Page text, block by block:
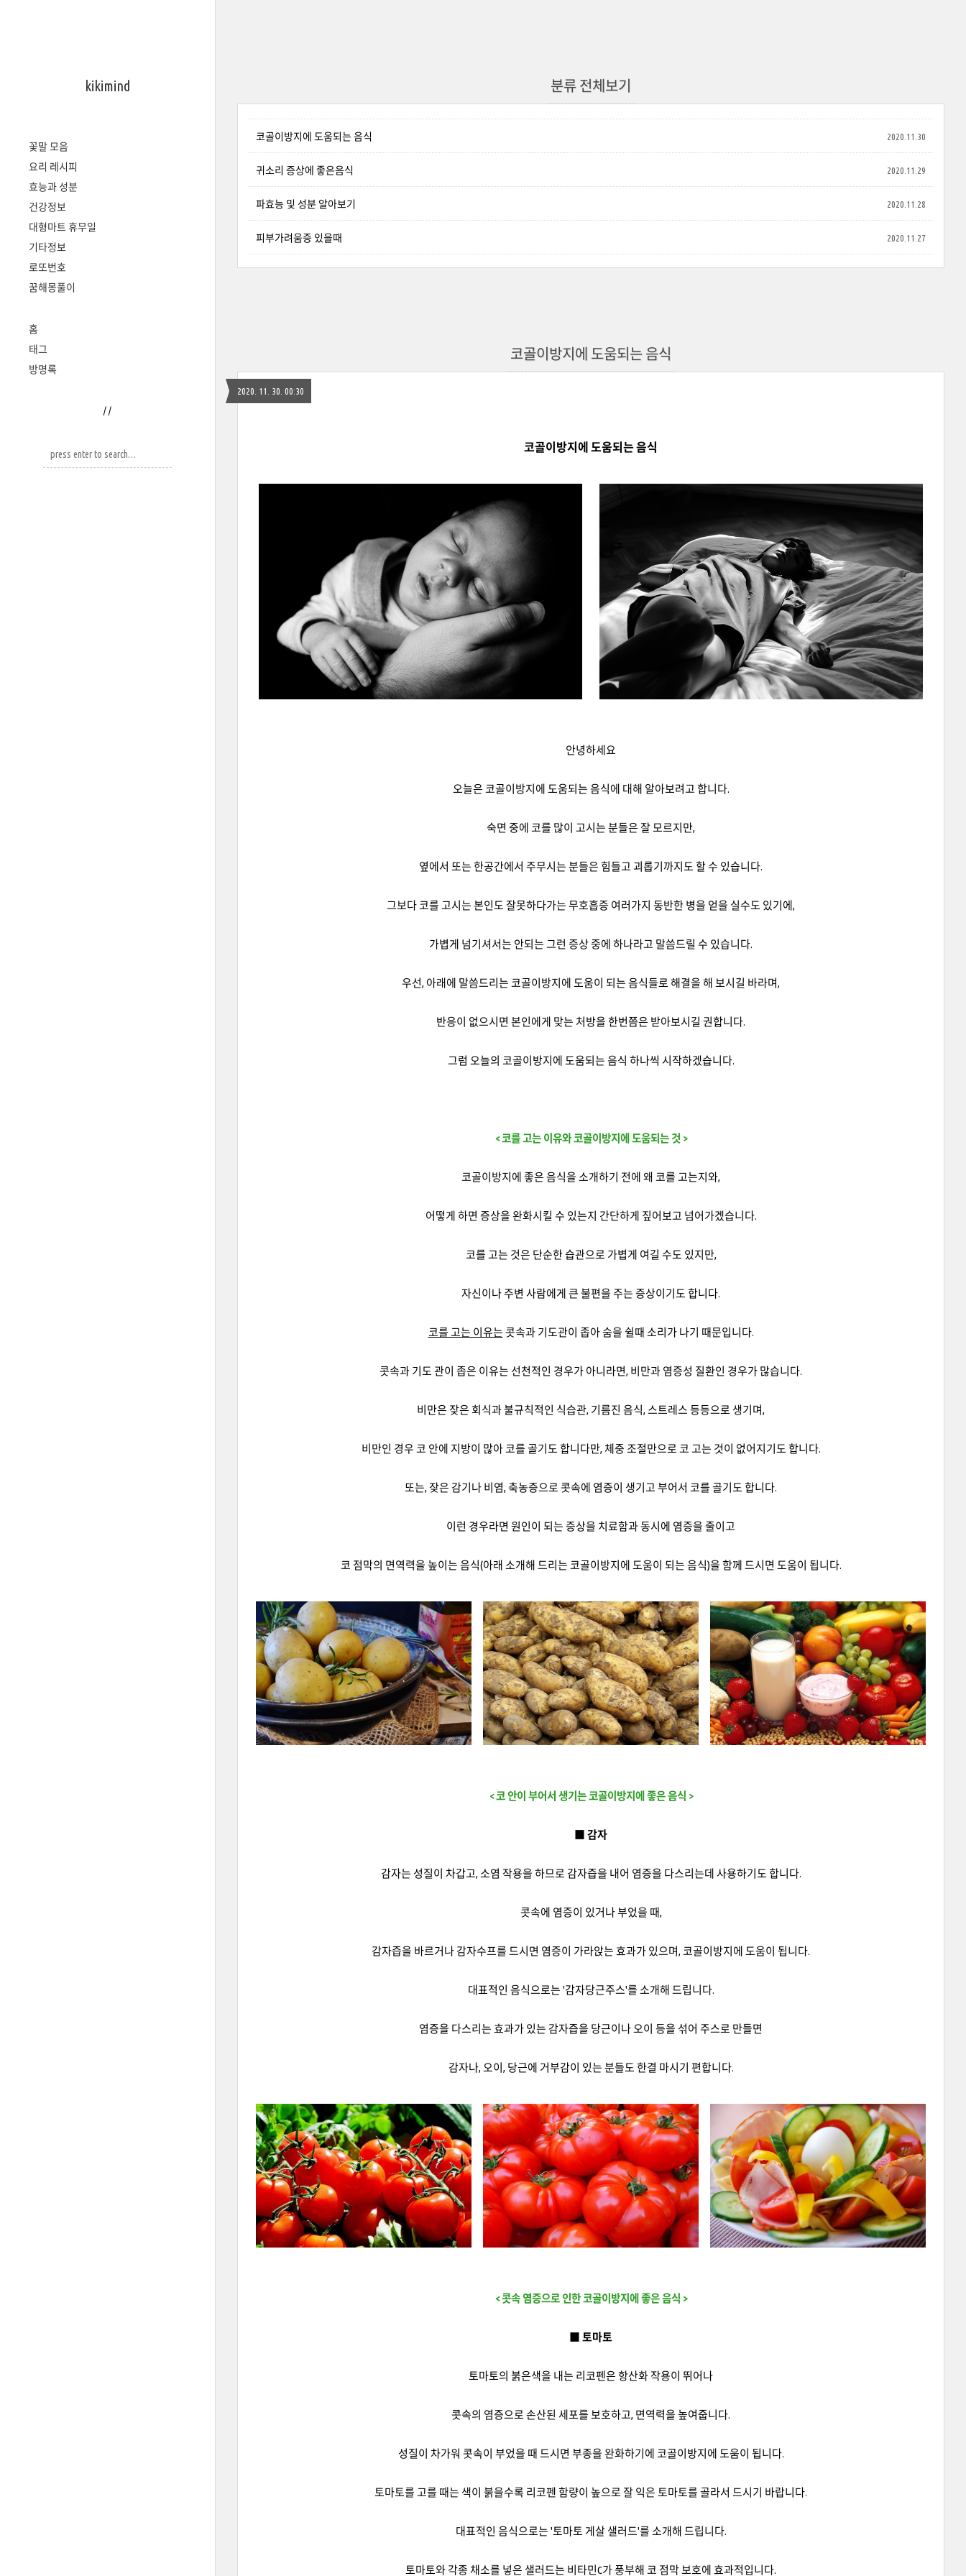
kikimind
꽃말 모음
요리 레시피
효능과 성분
건강정보
대형마트 휴무일
기타정보
로또번호
꿈해몽풀이
홈
태그
방명록
/ /
분류 전체보기
코골이방지에 도움되는 음식 2020.11.30
귀소리 증상에 좋은음식 2020.11.29
파효능 및 성분 알아보기 2020.11.28
피부가려움증 있을때 2020.11.27
코골이방지에 도움되는 음식
2020. 11. 30. 00:30
코골이방지에 도움되는 음식
안녕하세요
오늘은 코골이방지에 도움되는 음식에 대해 알아보려고 합니다.
숙면 중에 코를 많이 고시는 분들은 잘 모르지만,
옆에서 또는 한공간에서 주무시는 분들은 힘들고 괴롭기까지도 할 수 있습니다.
그보다 코를 고시는 본인도 잘못하다가는 무호흡증 여러가지 동반한 병을 얻을 실수도 있기에,
가볍게 넘기셔서는 안되는 그런 증상 중에 하나라고 말씀드릴 수 있습니다.
우선, 아래에 말씀드리는 코골이방지에 도움이 되는 음식들로 해결을 해 보시길 바라며,
반응이 없으시면 본인에게 맞는 처방을 한번쯤은 받아보시길 권합니다.
그럼 오늘의 코골이방지에 도움되는 음식 하나씩 시작하겠습니다.
< 코를 고는 이유와 코골이방지에 도움되는 것 >
코골이방지에 좋은 음식을 소개하기 전에 왜 코를 고는지와,
어떻게 하면 증상을 완화시킬 수 있는지 간단하게 짚어보고 넘어가겠습니다.
코를 고는 것은 단순한 습관으로 가볍게 여길 수도 있지만,
자신이나 주변 사람에게 큰 불편을 주는 증상이기도 합니다.
코를 고는 이유는 콧속과 기도관이 좁아 숨을 쉴때 소리가 나기 때문입니다.
콧속과 기도 관이 좁은 이유는 선천적인 경우가 아니라면, 비만과 염증성 질환인 경우가 많습니다.
비만은 잦은 회식과 불규칙적인 식습관, 기름진 음식, 스트레스 등등으로 생기며,
비만인 경우 코 안에 지방이 많아 코를 골기도 합니다만, 체중 조절만으로 코 고는 것이 없어지기도 합니다.
또는, 잦은 감기나 비염, 축농증으로 콧속에 염증이 생기고 부어서 코를 골기도 합니다.
이런 경우라면 원인이 되는 증상을 치료함과 동시에 염증을 줄이고
코 점막의 면역력을 높이는 음식(아래 소개해 드리는 코골이방지에 도움이 되는 음식)을 함께 드시면 도움이 됩니다.
< 코 안이 부어서 생기는 코골이방지에 좋은 음식 >
■ 감자
감자는 성질이 차갑고, 소염 작용을 하므로 감자즙을 내어 염증을 다스리는데 사용하기도 합니다.
콧속에 염증이 있거나 부었을 때,
감자즙을 바르거나 감자수프를 드시면 염증이 가라앉는 효과가 있으며, 코골이방지에 도움이 됩니다.
대표적인 음식으로는 '감자당근주스'를 소개해 드립니다.
염증을 다스리는 효과가 있는 감자즙을 당근이나 오이 등을 섞어 주스로 만들면
감자나, 오이, 당근에 거부감이 있는 분들도 한결 마시기 편합니다.
< 콧속 염증으로 인한 코골이방지에 좋은 음식 >
■ 토마토
토마토의 붉은색을 내는 리코펜은 항산화 작용이 뛰어나
콧속의 염증으로 손산된 세포를 보호하고, 면역력을 높여줍니다.
성질이 차가워 콧속이 부었을 때 드시면 부종을 완화하기에 코골이방지에 도움이 됩니다.
토마토를 고를 때는 색이 붉을수록 리코펜 함량이 높으로 잘 익은 토마토를 골라서 드시기 바랍니다.
대표적인 음식으로는 '토마토 게살 샐러드'를 소개해 드립니다.
토마토와 각종 채소를 넣은 샐러드는 비타민C가 풍부해 코 점막 보호에 효과적입니다.